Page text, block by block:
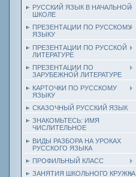
РУССКИЙ ЯЗЫК В НАЧАЛЬНОЙ
ШКОЛЕ
ПРЕЗЕНТАЦИИ ПО РУССКОМУ
ЯЗЫКУ
ПРЕЗЕНТАЦИИ ПО РУССКОЙ
ЛИТЕРАТУРЕ
ПРЕЗЕНТАЦИИ ПО
ЗАРУБЕЖНОЙ ЛИТЕРАТУРЕ
КАРТОЧКИ ПО РУССКОМУ
ЯЗЫКУ
СКАЗОЧНЫЙ РУССКИЙ ЯЗЫК
ЗНАКОМЬТЕСЬ: ИМЯ
ЧИСЛИТЕЛЬНОЕ
ВИДЫ РАЗБОРА НА УРОКАХ
РУССКОГО ЯЗЫКА
ПРОФИЛЬНЫЙ КЛАСС
ЗАНЯТИЯ ШКОЛЬНОГО КРУЖКА